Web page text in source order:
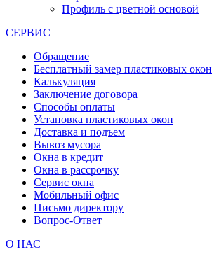
Профиль с цветной основой
СЕРВИС
Обращение
Бесплатный замер пластиковых окон
Калькуляция
Заключение договора
Способы оплаты
Установка пластиковых окон
Доставка и подъем
Вывоз мусора
Окна в кредит
Окна в рассрочку
Сервис окна
Мобильный офис
Письмо директору
Вопрос-Ответ
О НАС